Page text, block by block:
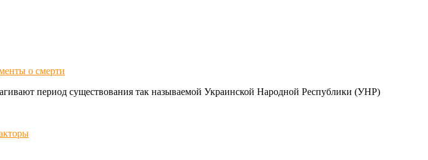
о смерти
период существования так называемой Украинской Народной Республики (УНР)